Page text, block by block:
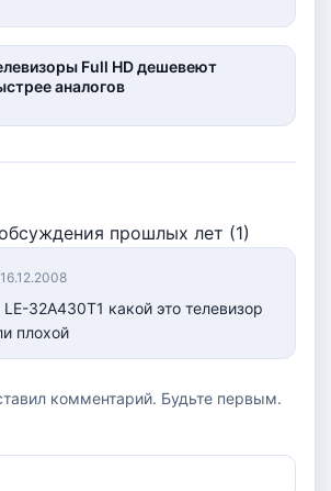
Full HD дешевеют
аналогов
прошлых лет (1)
16.12.2008
32A430T1 какой это телевизор
плохой
комментарий. Будьте первым.